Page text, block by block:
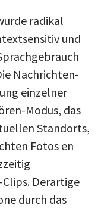
radikal
und
Nachrichten-
einzelner
Modus, das
Standorts,
Fotos en
Derartige
durch das